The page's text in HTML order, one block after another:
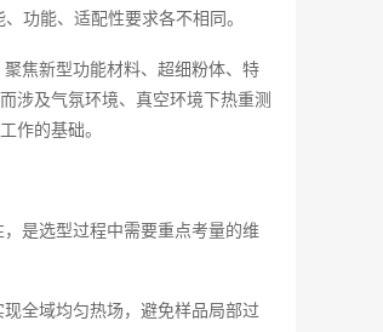
功能、适配性要求各不相同。
焦新型功能材料、超细粉体、特
涉及气氛环境、真空环境下热重测
作的基础。
是选型过程中需要重点考量的维
全域均匀热场，避免样品局部过